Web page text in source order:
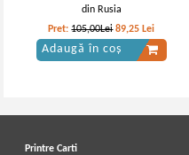
din Rusia
Pret:105,00Lei 89,25 Lei
Adaugă în coș
Printre Carti